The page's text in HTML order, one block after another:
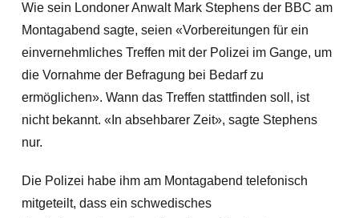
Wie sein Londoner Anwalt Mark Stephens der BBC am
Montagabend sagte, seien «Vorbereitungen für ein
einvernehmliches Treffen mit der Polizei im Gange, um
die Vornahme der Befragung bei Bedarf zu
ermöglichen». Wann das Treffen stattfinden soll, ist
nicht bekannt. «In absehbarer Zeit», sagte Stephens
nur.
Die Polizei habe ihm am Montagabend telefonisch
mitgeteilt, dass ein schwedisches